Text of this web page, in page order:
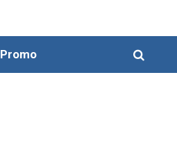
Promo